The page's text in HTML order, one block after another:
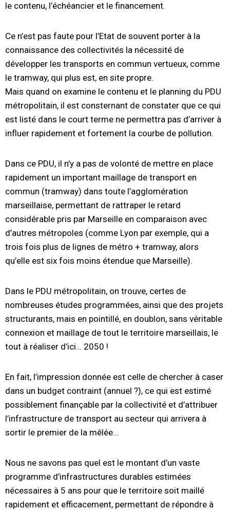
le contenu, l’échéancier et le financement.
Ce n’est pas faute pour l’Etat de souvent porter à la
connaissance des collectivités la nécessité de
développer les transports en commun vertueux, comme
le tramway, qui plus est, en site propre.
Mais quand on examine le contenu et le planning du PDU
métropolitain, il est consternant de constater que ce qui
est listé dans le court terme ne permettra pas d’arriver à
influer rapidement et fortement la courbe de pollution.
Dans ce PDU, il n’y a pas de volonté de mettre en place
rapidement un important maillage de transport en
commun (tramway) dans toute l’agglomération
marseillaise, permettant de rattraper le retard
considérable pris par Marseille en comparaison avec
d’autres métropoles (comme Lyon par exemple, qui a
trois fois plus de lignes de métro + tramway, alors
qu’elle est six fois moins étendue que Marseille).
Dans le PDU métropolitain, on trouve, certes de
nombreuses études programmées, ainsi que des projets
structurants, mais en pointillé, en doublon, sans véritable
connexion et maillage de tout le territoire marseillais, le
tout à réaliser d’ici… 2050 !
En fait, l’impression donnée est celle de chercher à caser
dans un budget contraint (annuel ?), ce qui est estimé
possiblement finançable par la collectivité et d’attribuer
l’infrastructure de transport au secteur qui arrivera à
sortir le premier de la mêlée…
Nous ne savons pas quel est le montant d’un vaste
programme d’infrastructures durables estimées
nécessaires à 5 ans pour que le territoire soit maillé
rapidement et efficacement, permettant de répondre à